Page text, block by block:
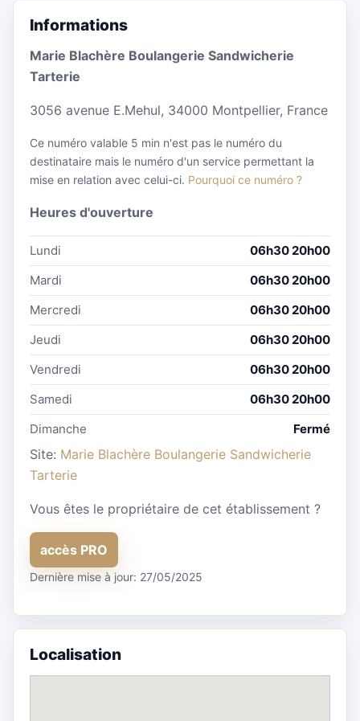
Informations
Marie Blachère Boulangerie Sandwicherie
Tarterie
3056 avenue E.Mehul, 34000 Montpellier, France
Ce numéro valable 5 min n'est pas le numéro du
destinataire mais le numéro d'un service permettant la
mise en relation avec celui-ci. Pourquoi ce numéro ?
Heures d'ouverture
Lundi
06h30 20h00
Mardi
06h30 20h00
Mercredi
06h30 20h00
Jeudi
06h30 20h00
Vendredi
06h30 20h00
Samedi
06h30 20h00
Dimanche
Fermé
Site: Marie Blachère Boulangerie Sandwicherie
Tarterie
Vous êtes le propriétaire de cet établissement ?
accès PRO
Dernière mise à jour: 27/05/2025
Localisation